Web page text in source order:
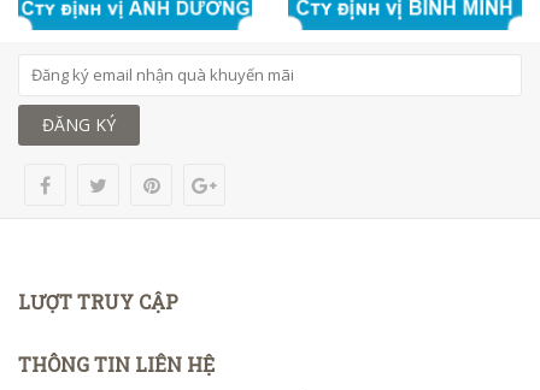
ĐĂNG KÝ
LƯỢT TRUY CẬP
THÔNG TIN LIÊN HỆ